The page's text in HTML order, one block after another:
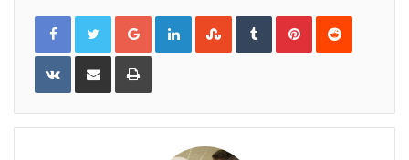
Google+LinkedInStumbleUpon
TumblrPinterestReddit
VKontakteShare
Email
Print